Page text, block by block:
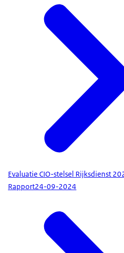
Evaluatie CIO-stelsel Rijksdienst
Rapport24-09-2024